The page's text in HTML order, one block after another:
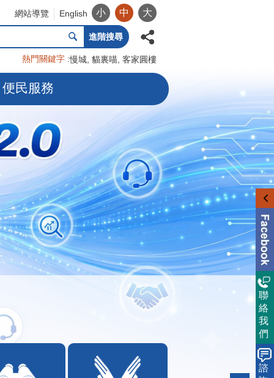
網站導覽 English 小 中 大
進階搜尋
熱門關鍵字 慢城 貓裏喵 客家圓樓
便民服務
聯
絡
我
們
諮